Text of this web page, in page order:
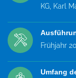
KG, Karl
Frühjahr
Umfang